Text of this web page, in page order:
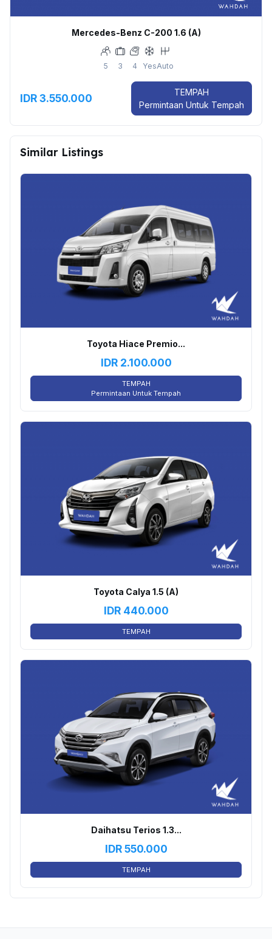
Mercedes-Benz C-200 1.6 (A)
5 3 4 YesAuto
IDR 3.550.000
TEMPAH
Permintaan Untuk Tempah
Similar Listings
Toyota Hiace Premio...
IDR 2.100.000
TEMPAH
Permintaan Untuk Tempah
Toyota Calya 1.5 (A)
IDR 440.000
TEMPAH
Daihatsu Terios 1.3...
IDR550.000
TEMPAH